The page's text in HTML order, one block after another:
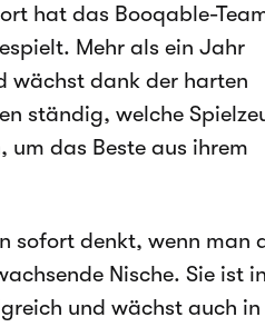
hat das Booqable-
Mehr als ein Jahr
wächst dank der harten
ständig, welche
um das Beste aus ihrem
sofort denkt, wenn man
Nische. Sie ist in
und wächst auch in